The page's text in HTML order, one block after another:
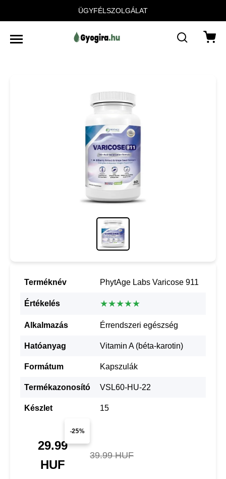
ÜGYFÉLSZOLGÁLAT
Terméknév PhytAge Labs Varicose 911
Értékelés ★★★★★
Alkalmazás Érrendszeri egészség
Hatóanyag Vitamin A (béta-karotin)
Formátum Kapszulák
Termékazonosító VSL60-HU-22
Készlet 15
-25%
29.99
HUF
39.99 HUF